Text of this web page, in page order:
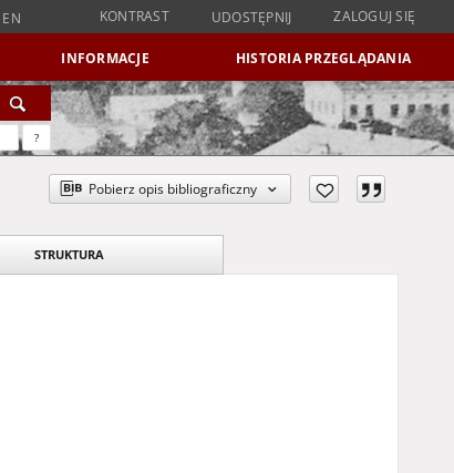
EN KONTRAST UDOSTĘPNIJ ZALOGUJ SIĘ
INFORMACJE HISTORIA PRZEGLĄDANIA
?
Pobierz opis bibliograficzny
STRUKTURA